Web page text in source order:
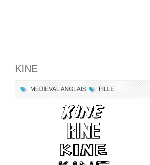
KINE
MEDIEVAL ANGLAIS FILLE